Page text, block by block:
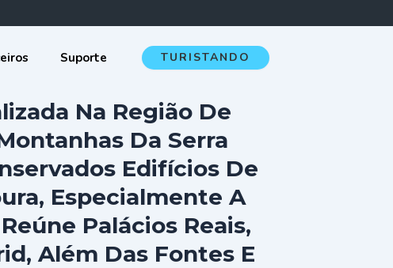
Suporte TURISTANDO
Na Região De
Da Serra
Edifícios De
Especialmente A
Palácios Reais,
Além Das Fontes E